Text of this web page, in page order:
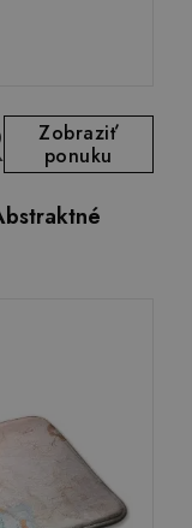
Zobraziť
ponuku